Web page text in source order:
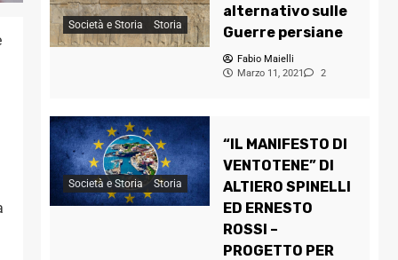
Società e Storia Storia
alternativo sulle
Guerre persiane
Fabio Maielli
Marzo 11, 2021
2
Società e Storia Storia
“IL MANIFESTO DI
VENTOTENE” DI
ALTIERO SPINELLI
ED ERNESTO
ROSSI –
PROGETTO PER